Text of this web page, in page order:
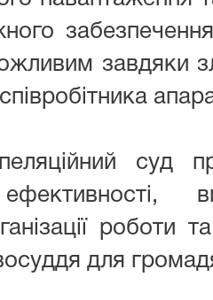
завдяки
суд
роботи
для